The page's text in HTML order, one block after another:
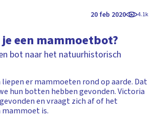
20 feb 2020 4.1k
een mammoetbot?
bot naar het natuurhistorisch
er mammoeten rond op aarde. Dat
hun botten hebben gevonden. Victoria
en vraagt zich af of het
mammoet is.